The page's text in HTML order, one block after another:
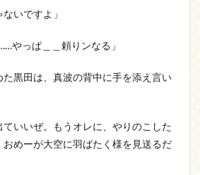
いですよ」
やっぱ＿＿頼りンなる」
黒田は、真波の背中に手を添え言い
いいぜ。もうオレに、やりのこした
おめーが大空に羽ばたく様を見送るだ